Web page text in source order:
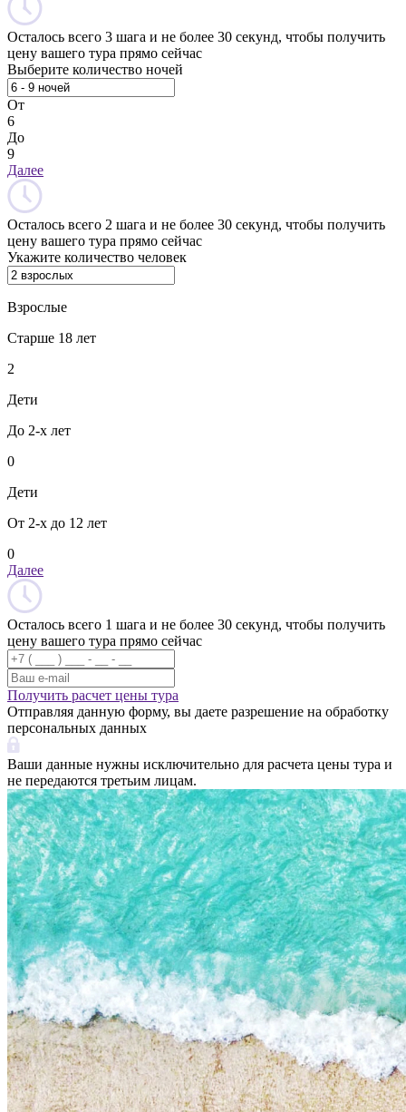
Осталось всего 3 шага и не более 30 секунд, чтобы получить
цену вашего тура прямо сейчас
Выберите количество ночей
От
6
До
9
Далее
Осталось всего 2 шага и не более 30 секунд, чтобы получить
цену вашего тура прямо сейчас
Укажите количество человек
Взрослые
Старше 18 лет
2
Дети
До 2-х лет
0
Дети
От 2-х до 12 лет
0
Далее
Осталось всего 1 шага и не более 30 секунд, чтобы получить
цену вашего тура прямо сейчас
Получить расчет цены тура
Отправляя данную форму, вы даете разрешение на обработку
персональных данных
Ваши данные нужны исключительно для расчета цены тура и
не передаются третьим лицам.